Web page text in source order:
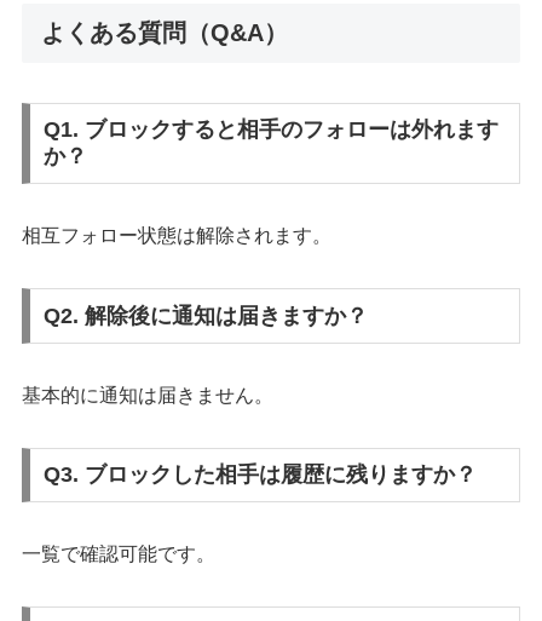
よくある質問（Q&A）
Q1. ブロックすると相手のフォローは外れます
か？
相互フォロー状態は解除されます。
Q2. 解除後に通知は届きますか？
基本的に通知は届きません。
Q3. ブロックした相手は履歴に残りますか？
一覧で確認可能です。